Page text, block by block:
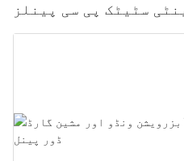
سٹیٹک پی سی پینلز